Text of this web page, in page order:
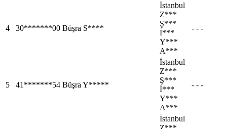
4 30*******00 Büşra S****
İstanbul
Z***
Ş***
İ***
Y***
A***
- - -
5 41*******54 Büşra Y*****
İstanbul
Z***
Ş***
İ***
Y***
A***
- - -
İstanbul